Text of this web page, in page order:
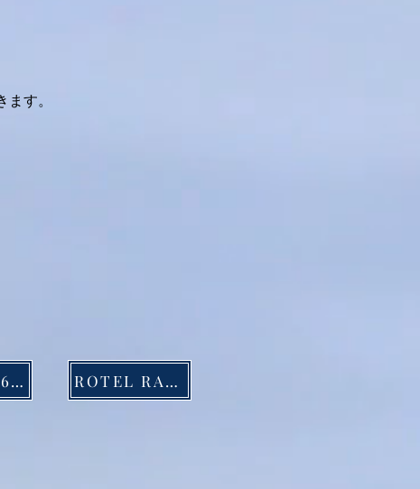
す。
ROTELRA6000 ROTEL RA1592Mk2